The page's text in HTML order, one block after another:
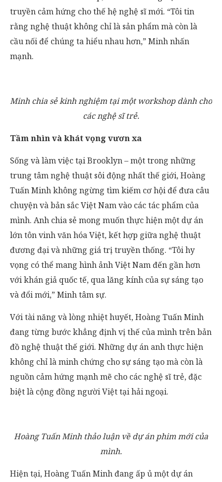
truyền cảm hứng cho thế hệ nghệ sĩ mới. “Tôi tin
rằng nghệ thuật không chỉ là sản phẩm mà còn là
cầu nối để chúng ta hiểu nhau hơn,” Minh nhấn
mạnh.
Minh chia sẻ kinh nghiệm tại một workshop dành cho
các nghệ sĩ trẻ.
Tầm nhìn và khát vọng vươn xa
Sống và làm việc tại Brooklyn – một trong những
trung tâm nghệ thuật sôi động nhất thế giới, Hoàng
Tuấn Minh không ngừng tìm kiếm cơ hội để đưa câu
chuyện và bản sắc Việt Nam vào các tác phẩm của
mình. Anh chia sẻ mong muốn thực hiện một dự án
lớn tôn vinh văn hóa Việt, kết hợp giữa nghệ thuật
đương đại và những giá trị truyền thống. “Tôi hy
vọng có thể mang hình ảnh Việt Nam đến gần hơn
với khán giả quốc tế, qua lăng kính của sự sáng tạo
và đổi mới,” Minh tâm sự.
Với tài năng và lòng nhiệt huyết, Hoàng Tuấn Minh
đang từng bước khẳng định vị thế của mình trên bản
đồ nghệ thuật thế giới. Những dự án anh thực hiện
không chỉ là minh chứng cho sự sáng tạo mà còn là
nguồn cảm hứng mạnh mẽ cho các nghệ sĩ trẻ, đặc
biệt là cộng đồng người Việt tại hải ngoại.
Hoàng Tuấn Minh thảo luận về dự án phim mới của
mình.
Hiện tại, Hoàng Tuấn Minh đang ấp ủ một dự án